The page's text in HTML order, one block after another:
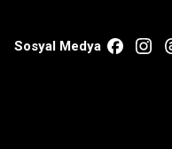
Sosyal Medya